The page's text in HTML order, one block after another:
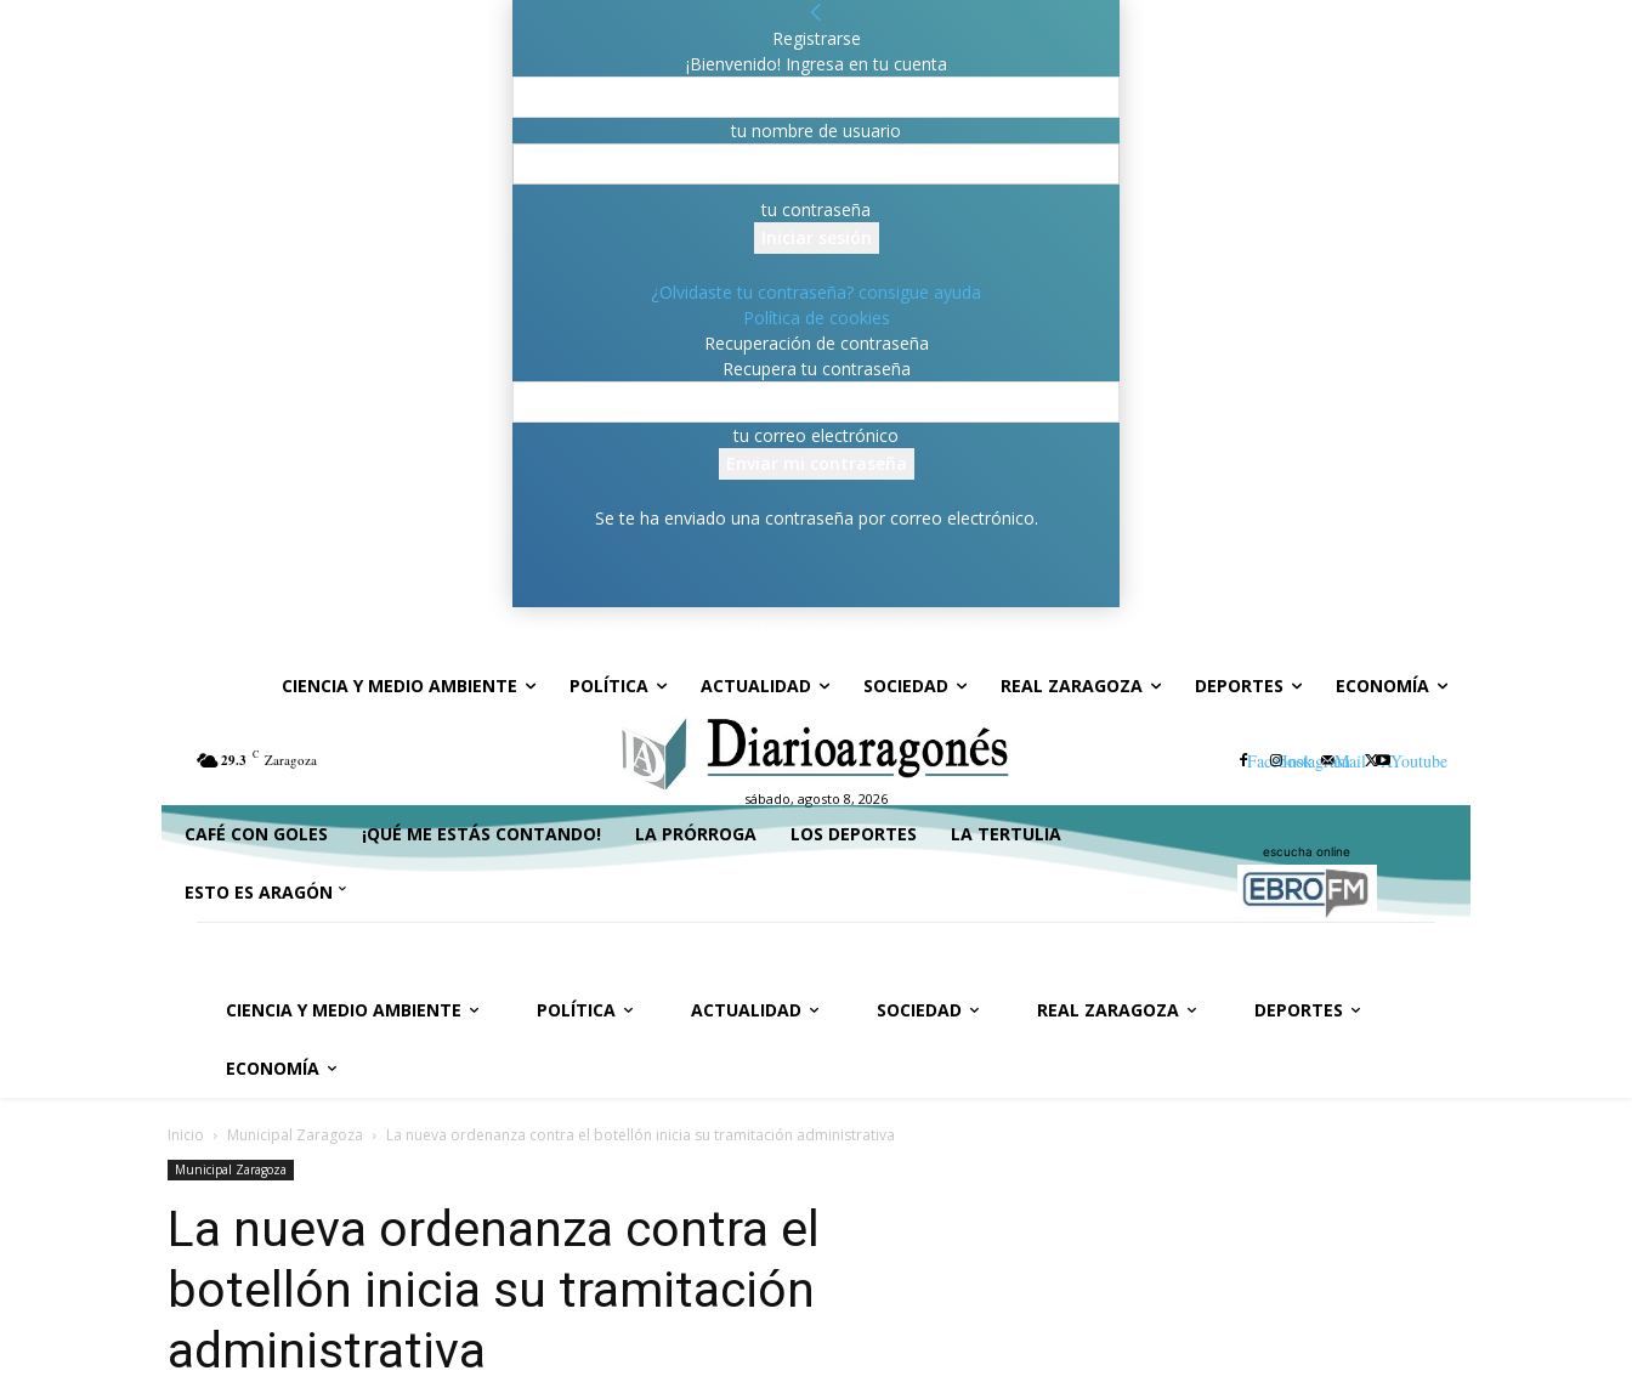
Registrarse
¡Bienvenido! Ingresa en tu cuenta
tu nombre de usuario
tu contraseña
¿Olvidaste tu contraseña? consigue ayuda
Política de cookies
Recuperación de contraseña
Recupera tu contraseña
tu correo electrónico
Se te ha enviado una contraseña por correo electrónico.
CIENCIA Y MEDIO AMBIENTE POLÍTICA ACTUALIDAD SOCIEDAD REAL ZARAGOZA DEPORTES ECONOMÍA
29.3 C Zaragoza
sábado, agosto 8, 2026
FacebookInstagramMail XYoutube
CAFÉ CON GOLES ¡QUÉ ME ESTÁS CONTANDO! LA PRÓRROGA LOS DEPORTES LA TERTULIA
ESTO ES ARAGÓN
escucha online
CIENCIA Y MEDIO AMBIENTE POLÍTICA ACTUALIDAD SOCIEDAD REAL ZARAGOZA DEPORTES
ECONOMÍA
Inicio Municipal Zaragoza La nueva ordenanza contra el botellón inicia su tramitación administrativa
Municipal Zaragoza
La nueva ordenanza contra el
botellón inicia su tramitación
administrativa